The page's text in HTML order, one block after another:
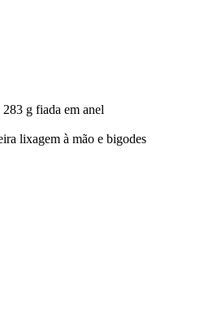
g fiada em anel
lixagem à mão e bigodes